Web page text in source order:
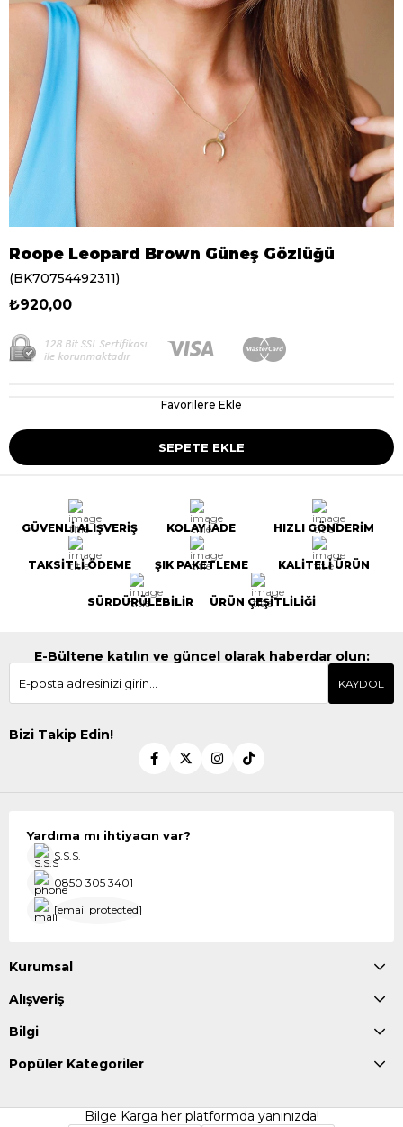
Roope Leopard Brown Güneş Gözlüğü
(BK70754492311)
₺920,00
Favorilere Ekle
GÜVENLİ ALIŞVERİŞ KOLAY İADE HIZLI GÖNDERİM
TAKSİTLİ ÖDEME ŞIK PAKETLEME KALİTELİ ÜRÜN
SÜRDÜRÜLEBİLİR ÜRÜN ÇEŞİTLİLİĞİ
E-Bültene katılın ve güncel olarak haberdar olun:
KAYDOL
Bizi Takip Edin!
Yardıma mı ihtiyacın var?
S.S.S.
0850 305 3401
[email protected]
Kurumsal
Alışveriş
Bilgi
Popüler Kategoriler
Bilge Karga her platformda yanınızda!